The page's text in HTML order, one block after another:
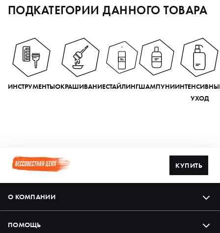
ПОДКАТЕГОРИИ ДАННОГО ТОВАРА
ИНСТРУМЕНТЫОКРАШИВАНИЕСТАЙЛИНГШАМПУНИ
УХОД
КУПИТЬ
О КОМПАНИИ
ПОМОЩЬ